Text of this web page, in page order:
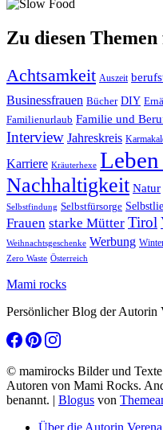
Zu diesen
Achtsamkeit Auszeit
Businessfrauen Bücher DIY
Familienurlaub Familie und
Interview Jahreskreis
Karriere Kräuterhexe
Nachhaltigkeit Natur
Selbstfindung Selbstfürsorge
Frauen starke Mütter Tirol
Weihnachtsgeschenke Werbung
Zero Waste Österreich
Mami rocks
Persönlicher Blog der Autorin
© mamirocks Bilder und
Autoren von Mami Rocks.
benannt. | Blogus von
Über die Autorin